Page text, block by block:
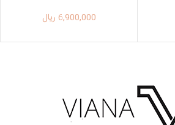
6,900,000 ریال